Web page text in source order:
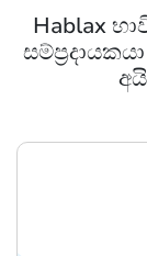
Hablax